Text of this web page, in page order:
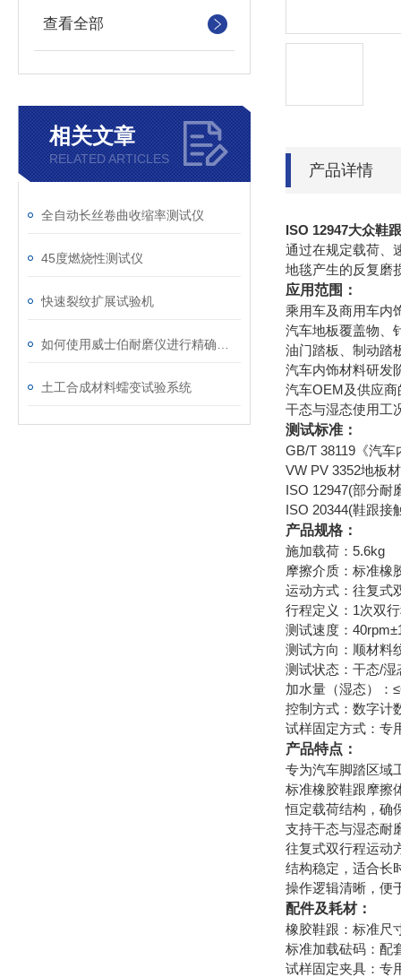
查看全部
相关文章
RELATED ARTICLES
全自动长丝卷曲收缩率测试仪
45度燃烧性测试仪
快速裂纹扩展试验机
土工合成材料蠕变试验系统
产品详情
ISO 12947大众鞋
通过在规定载荷、
地毯产生的反复磨
应用范围：
乘用车及商用车内
汽车地板覆盖物、
油门踏板、制动踏
汽车内饰材料研发
汽车OEM及供应
干态与湿态使用工
测试标准：
GB/T 38119《汽
VW PV 3352地板
ISO 12947(部分耐
ISO 20344(鞋跟接
产品规格：
施加载荷：5.6kg
摩擦介质：标准橡
运动方式：往复式
行程定义：1次双
测试速度：
测试方向：顺材料
测试状态：干态/湿
加水量（湿态）：
控制方式：数字计
试样固定方式：专
产品特点：
专为汽车脚踏区域
标准橡胶鞋跟摩擦
恒定载荷结构，确
支持干态与湿态耐
往复式双行程运动
结构稳定，适合长
操作逻辑清晰，便
配件及耗材：
橡胶鞋跟：标准尺
标准加载砝码：配
试样固定夹具：专